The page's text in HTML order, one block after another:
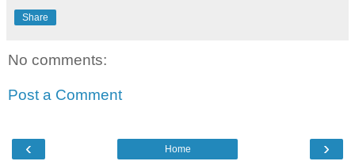
Share
No comments:
Post a Comment
‹ ›
Home